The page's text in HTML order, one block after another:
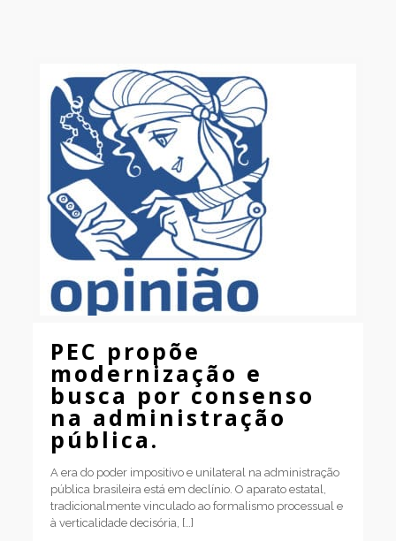
PEC propõe
modernização e
busca por consenso
na administração
pública.
A era do poder impositivo e unilateral na administração
pública brasileira está em declínio. O aparato estatal,
tradicionalmente vinculado ao formalismo processual e
à verticalidade decisória, […]